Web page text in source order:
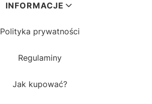
INFORMACJE
Polityka prywatności
Regulaminy
Jak kupować?